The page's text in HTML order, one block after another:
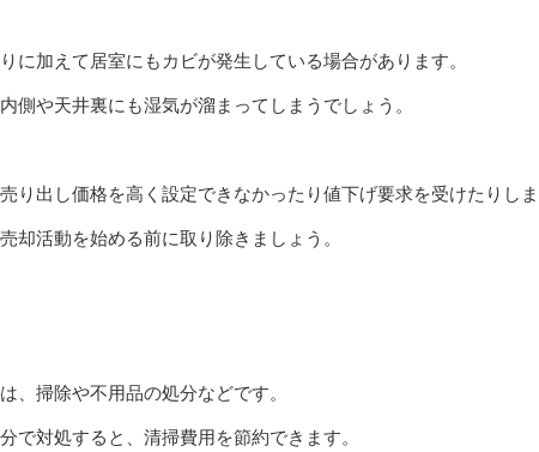
に加えて居室にもカビが発生している場合があります。
側や天井裏にも湿気が溜まってしまうでしょう。
り出し価格を高く設定できなかったり値下げ要求を受けたりしま
却活動を始める前に取り除きましょう。
、掃除や不用品の処分などです。
で対処すると、清掃費用を節約できます。